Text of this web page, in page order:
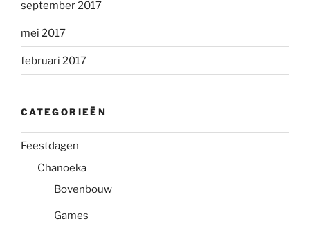
september 2017
mei 2017
februari 2017
CATEGORIEËN
Feestdagen
Chanoeka
Bovenbouw
Games